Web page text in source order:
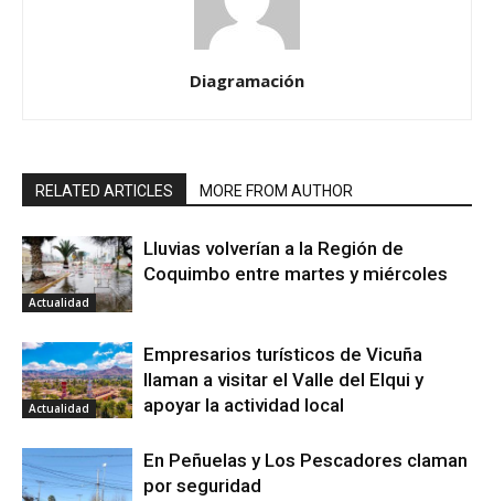
Diagramación
RELATED ARTICLES MORE FROM AUTHOR
Actualidad
Lluvias volverían a la Región de
Coquimbo entre martes y miércoles
Actualidad
Empresarios turísticos de Vicuña
llaman a visitar el Valle del Elqui y
apoyar la actividad local
En Peñuelas y Los Pescadores claman
por seguridad